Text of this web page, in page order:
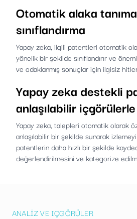
Otomatik alaka
sınıflandırma
Yapay zeka, ilgili patentleri otomatik
yönelik bir şekilde sınıflandırır ve
ve odaklanmış sonuçlar için ilgisiz
Yapay zeka destekli
anlaşılabilir içgörülerle
Yapay zeka, talepleri otomatik olarak
anlaşılabilir bir şekilde sunarak
patentlerin daha hızlı bir şekilde
değerlendirilmesini ve kategorize
ANALIZ VE IÇGÖRÜLER